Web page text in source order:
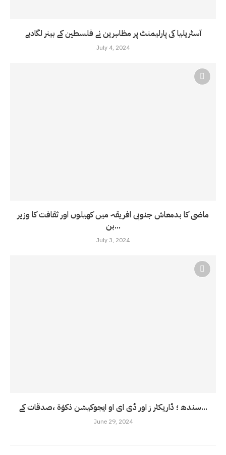
آسٹریلیا کی پارلیمنٹ پر مظاہرین نے فلسطین کے بینر لگادیے
July 4, 2024
ماضی کا بدمعاش جنوبی افریقہ میں کھیلوں اور ثقافت کا وزیر
بن...
July 3, 2024
سندھ ؛ ڈاریکٹر ز اور ڈی ای او ایجوکیشن ذکوٰۃ ،صدقات کے...
June 29, 2024